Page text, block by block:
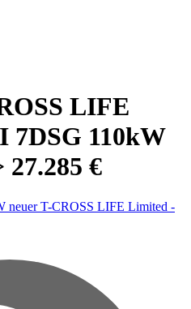
LIFE
7DSG 110kW
27.285 €